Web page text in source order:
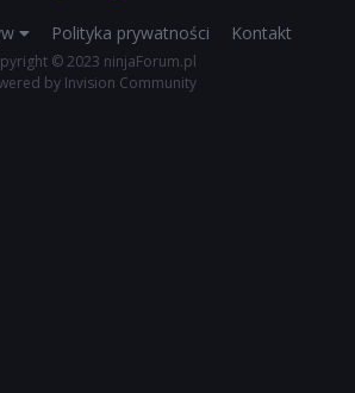
Polityka prywatności Kontakt
© 2023 ninjaForum.pl
by Invision Community